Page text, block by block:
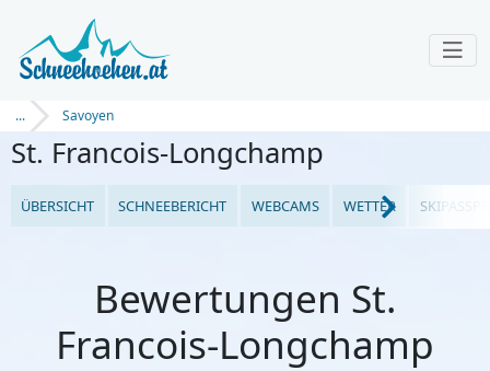
... Savoyen
St. Francois-Longchamp
ÜBERSICHT SCHNEEBERICHT WEBCAMS WETTER
Bewertungen St.
Francois-Longchamp